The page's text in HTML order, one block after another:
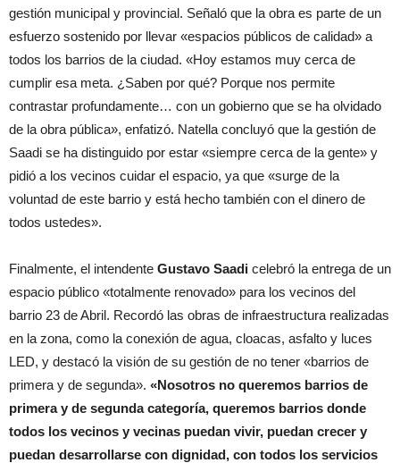
gestión municipal y provincial. Señaló que la obra es parte de un
esfuerzo sostenido por llevar «espacios públicos de calidad» a
todos los barrios de la ciudad. «Hoy estamos muy cerca de
cumplir esa meta. ¿Saben por qué? Porque nos permite
contrastar profundamente… con un gobierno que se ha olvidado
de la obra pública», enfatizó. Natella concluyó que la gestión de
Saadi se ha distinguido por estar «siempre cerca de la gente» y
pidió a los vecinos cuidar el espacio, ya que «surge de la
voluntad de este barrio y está hecho también con el dinero de
todos ustedes».
Finalmente, el intendente Gustavo Saadi celebró la entrega de un
espacio público «totalmente renovado» para los vecinos del
barrio 23 de Abril. Recordó las obras de infraestructura realizadas
en la zona, como la conexión de agua, cloacas, asfalto y luces
LED, y destacó la visión de su gestión de no tener «barrios de
primera y de segunda». «Nosotros no queremos barrios de
primera y de segunda categoría, queremos barrios donde
todos los vecinos y vecinas puedan vivir, puedan crecer y
puedan desarrollarse con dignidad, con todos los servicios